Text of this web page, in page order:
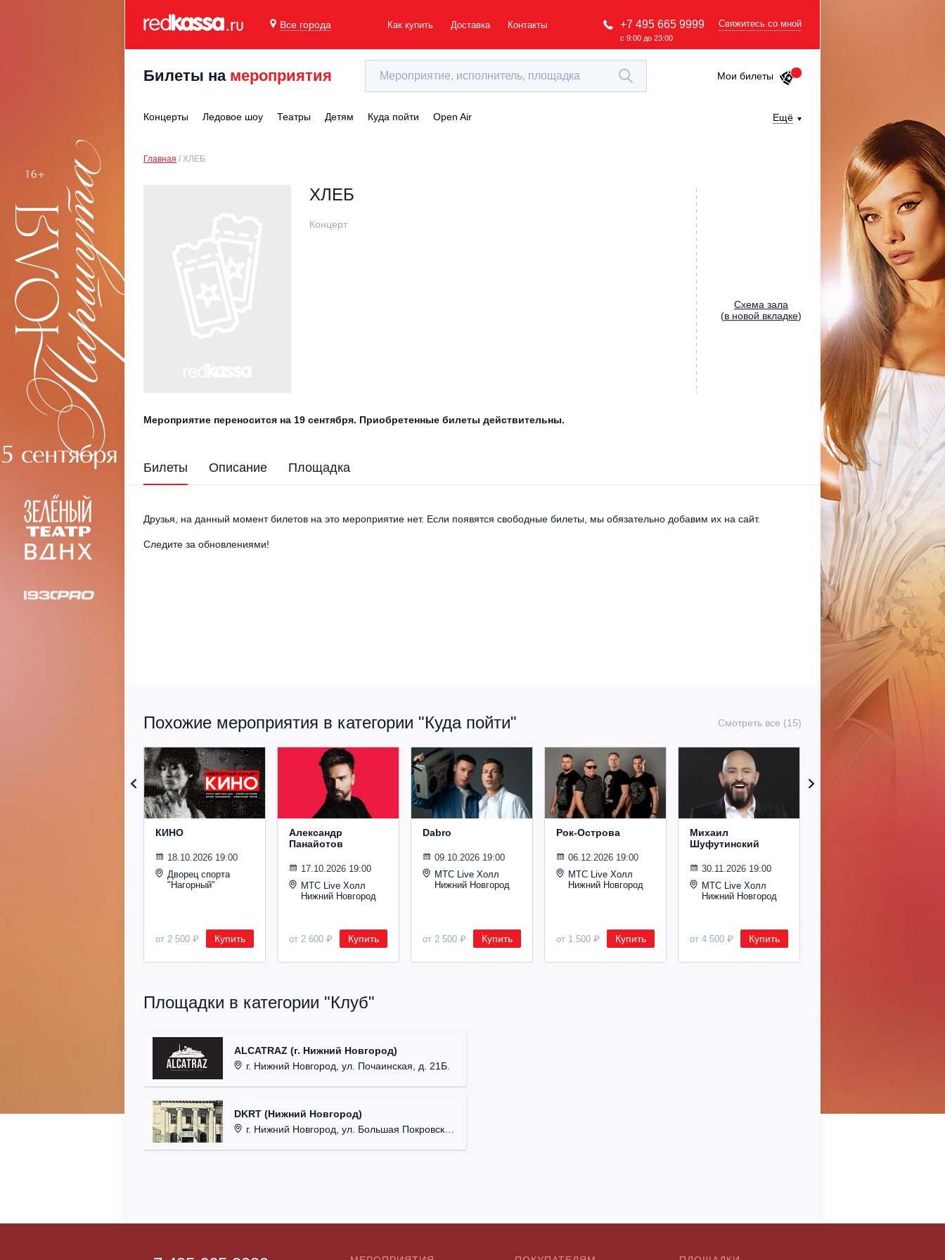
Все города Как купить Доставка Контакты +7 495 665 9999
с 9:00 до 23:00
Свяжитесь со мной
Билеты на мероприятия Мои билеты
Концерты Ледовое шоу Театры Детям Куда пойти Open Air Ещё
Главная ХЛЕБ
ХЛЕБ
Концерт
Cхема зала
(в новой вкладке)
Мероприятие переносится на 19 сентября. Приобретенные билеты действительны.
Билеты Описание Площадка
Друзья, на данный момент билетов на это мероприятие нет. Если появятся свободные билеты, мы обязательно добавим их на сайт.
Следите за обновлениями!
Похожие мероприятия в категории "Куда пойти" Смотреть все (15)
КИНО
18.10.2026 19:00
Дворец спорта
"Нагорный"
от 2 500 ₽ Купить
Александр
Панайотов
17.10.2026 19:00
МТС Live Холл
Нижний Новгород
от 2 600 ₽ Купить
Dabro
09.10.2026 19:00
МТС Live Холл
Нижний Новгород
от 2 500 ₽ Купить
Рок-Острова
06.12.2026 19:00
МТС Live Холл
Нижний Новгород
от 1 500 ₽ Купить
Михаил
Шуфутинский
30.11.2026 19:00
МТС Live Холл
Нижний Новгород
от 4 500 ₽ Купить
Площадки в категории "Клуб"
ALCATRAZ (г. Нижний Новгород)
г. Нижний Новгород, ул. Почаинская, д. 21Б.
DKRT (Нижний Новгород)
г. Нижний Новгород, ул. Большая Покровская, д. 18.